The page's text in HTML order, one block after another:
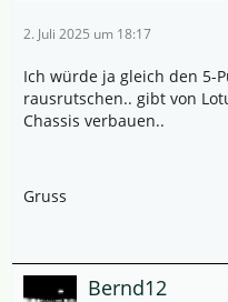
2. Juli 2025 um 18:17
Ich würde ja gleich den 5-
rausrutschen.. gibt von
Chassis verbauen..
Gruss
Bernd12